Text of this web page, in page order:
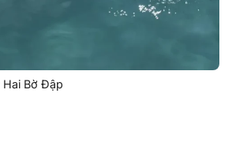
Bờ Đập